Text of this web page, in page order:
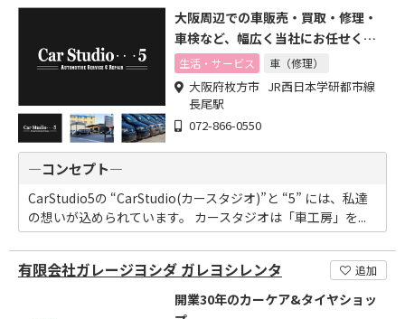
大阪周辺での車販売・買取・修理・
車検など、幅広く当社にお任せくだ
さい!
生活・サービス 車（修理）
大阪府枚方市 JR西日本学研都市線
長尾駅
072-866-0550
―コンセプト―
CarStudio5の “CarStudio(カースタジオ)”と “5” には、私達
の想いが込められています。 カースタジオは「車工房」を...
有限会社ガレージヨシダ ガレヨシレンタ 追加
開業30年のカーケア&タイヤショッ